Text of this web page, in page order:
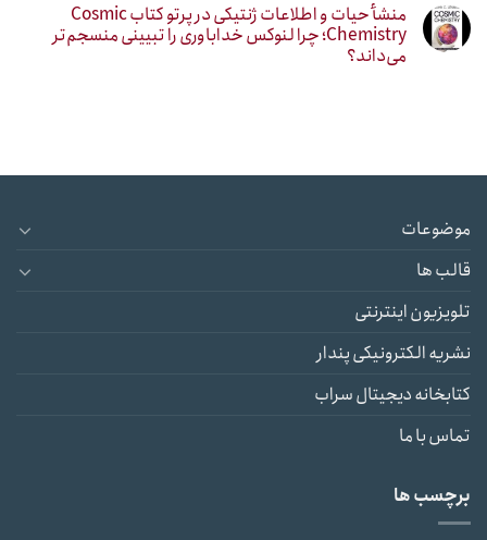
منشأ حیات و اطلاعات ژنتیکی در پرتو کتاب Cosmic
Chemistry؛ چرا لنوکس خداباوری را تبیینی منسجم‌تر
می‌داند؟
موضوعات
قالب ها
تلویزیون اینترنتی
نشریه الکترونیکی پندار
کتابخانه دیجیتال سراب
تماس با ما
برچسب ها